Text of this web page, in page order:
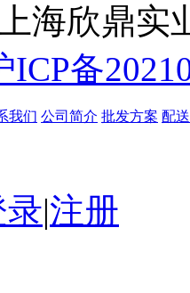
海欣鼎
ICP备
我们 公司简介 批发方案 配
录|注册